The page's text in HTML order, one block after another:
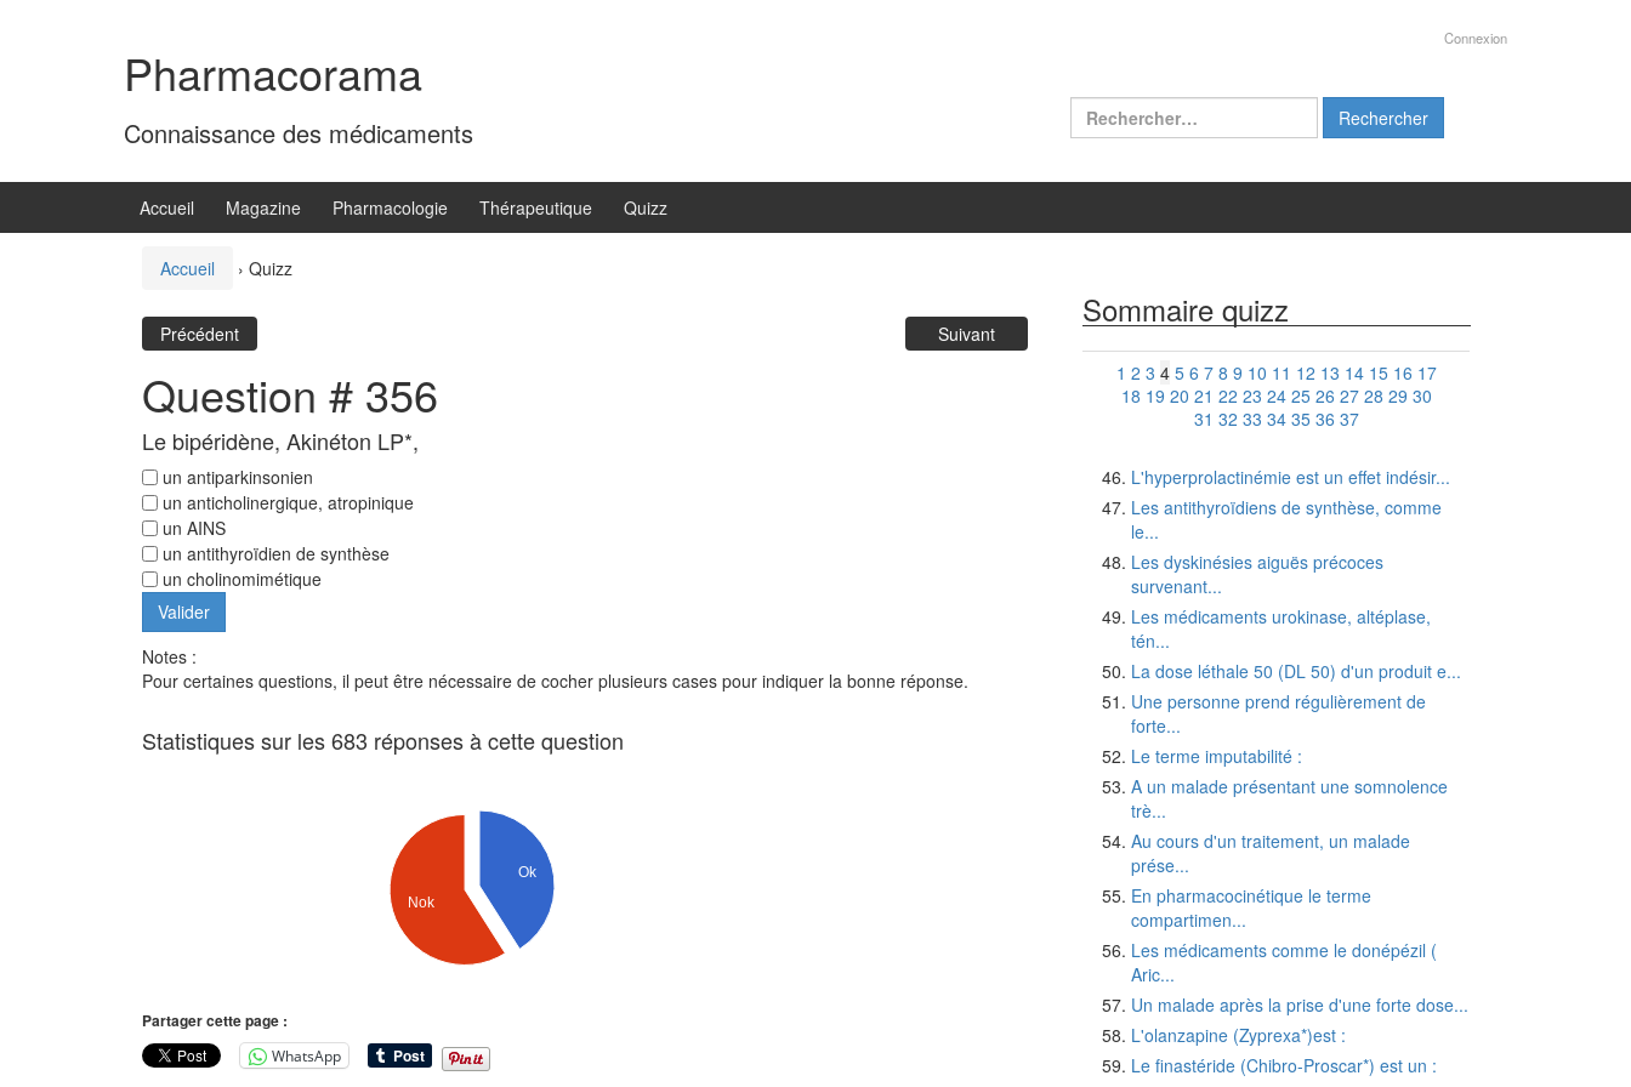
Pharmacorama
Connaissance des médicaments
Connexion
Rechercher :
Accueil Magazine Pharmacologie Thérapeutique Quizz
Accueil › Quizz
Précédent Suivant
Question # 356
Le bipéridène, Akinéton LP*,
un antiparkinsonien
un anticholinergique, atropinique
un AINS
un antithyroïdien de synthèse
un cholinomimétique
Notes :
Pour certaines questions, il peut être nécessaire de cocher plusieurs cases pour indiquer la bonne réponse.
Statistiques sur les 683 réponses à cette question
Ok
Nok
Partager cette page :
WhatsApp
Sommaire quizz
1 2 3 4 5 6 7 8 9 10 11 12 13 14 15 16 17
18 19 20 21 22 23 24 25 26 27 28 29 30
31 32 33 34 35 36 37
L'hyperprolactinémie est un effet indésir...
Les antithyroïdiens de synthèse, comme
le...
Les dyskinésies aiguës précoces
survenant...
Les médicaments urokinase, altéplase,
tén...
La dose léthale 50 (DL 50) d'un produit e...
Une personne prend régulièrement de
forte...
Le terme imputabilité :
A un malade présentant une somnolence
trè...
Au cours d'un traitement, un malade
prése...
En pharmacocinétique le terme
compartimen...
Les médicaments comme le donépézil (
Aric...
Un malade après la prise d'une forte dose...
L'olanzapine (Zyprexa*)est :
Le finastéride (Chibro-Proscar*) est un :